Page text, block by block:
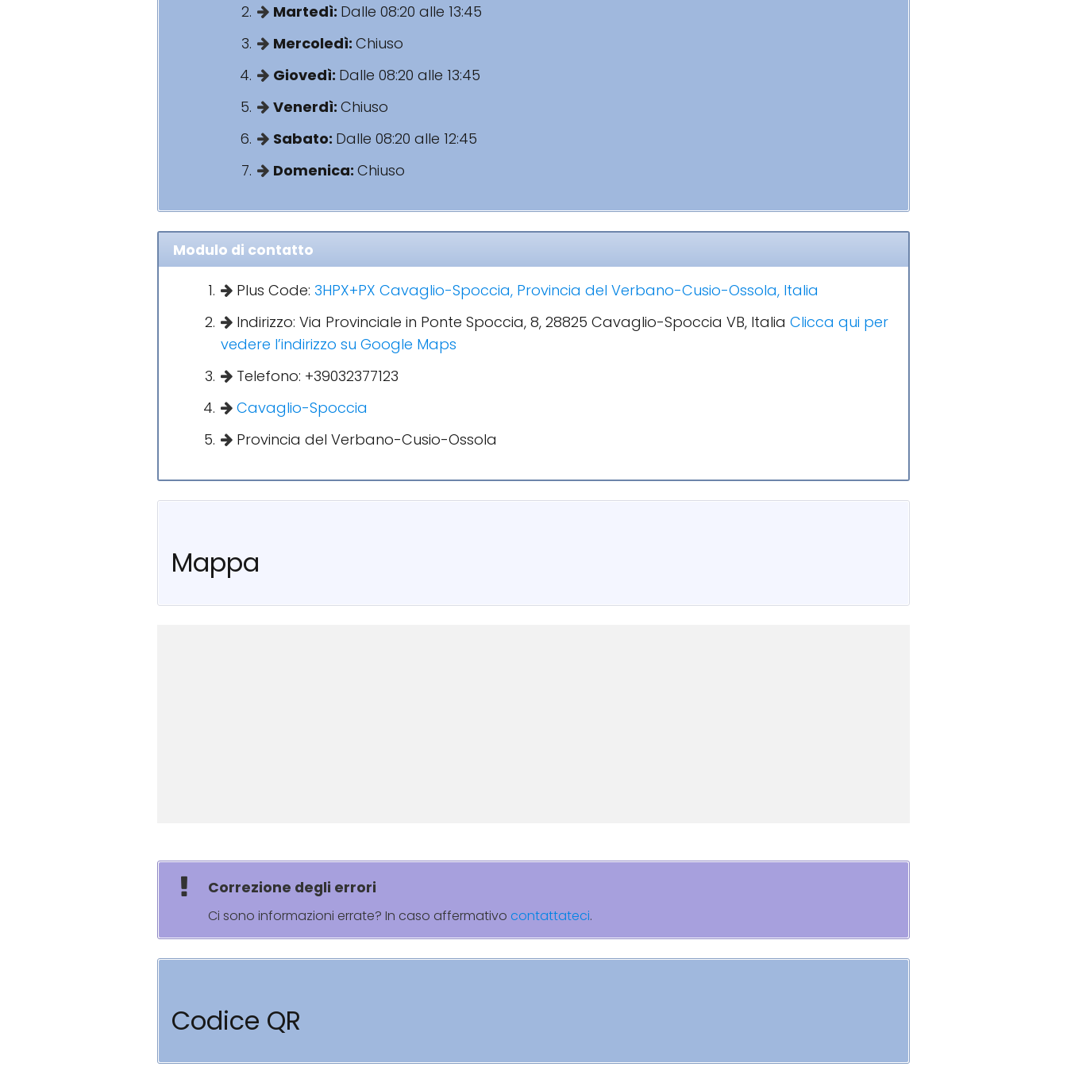
Martedì: Dalle 08:20 alle 13:45
Mercoledì: Chiuso
Giovedì: Dalle 08:20 alle 13:45
Venerdì: Chiuso
Sabato: Dalle 08:20 alle 12:45
Domenica: Chiuso
Modulo di contatto
Plus Code: 3HPX+PX Cavaglio-Spoccia, Provincia del Verbano-Cusio-Ossola, Italia
Indirizzo: Via Provinciale in Ponte Spoccia, 8, 28825 Cavaglio-Spoccia VB, Italia Clicca qui per
vedere l’indirizzo su Google Maps
Telefono: +39032377123
Cavaglio-Spoccia
Provincia del Verbano-Cusio-Ossola
Mappa
Correzione degli errori
Ci sono informazioni errate? In caso affermativo contattateci.
Codice QR